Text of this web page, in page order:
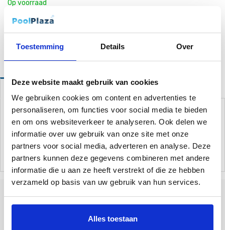
Toestemming Details Over
Deze website maakt gebruik van cookies
We gebruiken cookies om content en advertenties te
personaliseren, om functies voor social media te bieden
en om ons websiteverkeer te analyseren. Ook delen we
informatie over uw gebruik van onze site met onze
partners voor social media, adverteren en analyse. Deze
partners kunnen deze gegevens combineren met andere
informatie die u aan ze heeft verstrekt of die ze hebben
verzameld op basis van uw gebruik van hun services.
Alles toestaan
Op voorraad
Website bestellingen boven de 50 euro worden gratis verzonden!*
Deze borstel is 45 cm breed en is uitermate geschikt voor het
schoonmaken van de bodem en wanden van uw zwembad. Ook
ideaal om de hoeken goed te kunnen bereiken. Elke universele
zwembadstang past op deze schoonmaakborstel (niet
meegeleverd).